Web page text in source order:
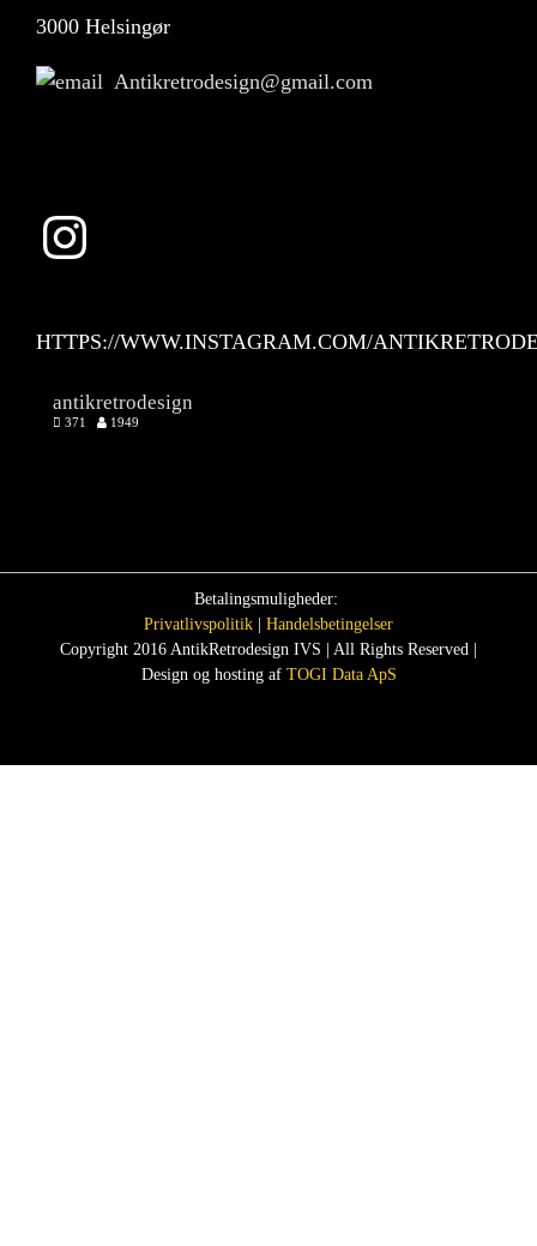
3000 Helsingør
Antikretrodesign@gmail.com
HTTPS://WWW.INSTAGRAM.COM/
antikretrodesign
371 1949
Betalingsmuligheder:
Privatlivspolitik
Handelsbetingelser
Copyright 2016 AntikRetrodesign IVS | All Rights Reserved |
Design og hosting af TOGI Data ApS